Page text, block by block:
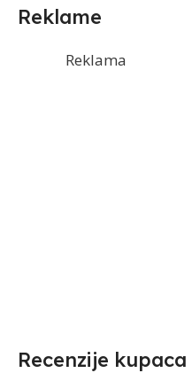
Reklame
Reklama
Recenzije kupaca